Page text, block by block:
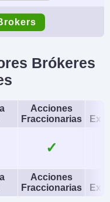
Depósito Mínimo
$0
(equities)
FINRA, CFTC,
SFC, SEBI,
Brókeres
Acciones
Fraccionarias
✓
Acciones
Fraccionarias